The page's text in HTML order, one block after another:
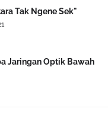
Tak Ngene Sek"
Jaringan Optik Bawah